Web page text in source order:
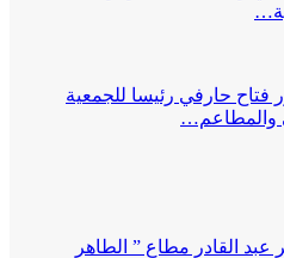
حارفي رئيسا للجمعية
والمطاعم…
عبد القادر مطاع ” الطاهر